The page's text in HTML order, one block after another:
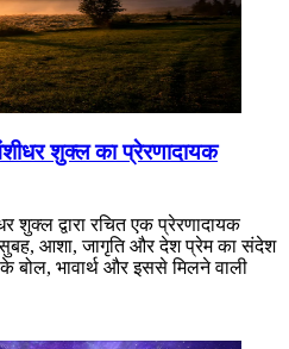
शुक्ल का प्रेरणादायक
शुक्ल द्वारा रचित एक प्रेरणादायक
आशा, जागृति और देश प्रेम का संदेश
बोल, भावार्थ और इससे मिलने वाली